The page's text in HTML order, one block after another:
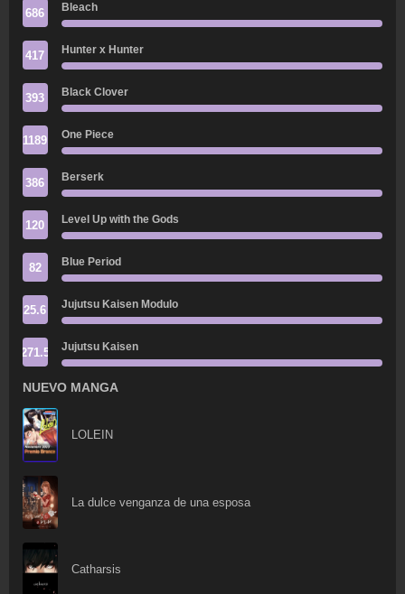
686 Bleach
417 Hunter x Hunter
393 Black Clover
1189 One Piece
386 Berserk
120 Level Up with the Gods
82 Blue Period
25.6 Jujutsu Kaisen Modulo
271.5 Jujutsu Kaisen
NUEVO MANGA
LOLEIN
La dulce venganza de una esposa
Catharsis